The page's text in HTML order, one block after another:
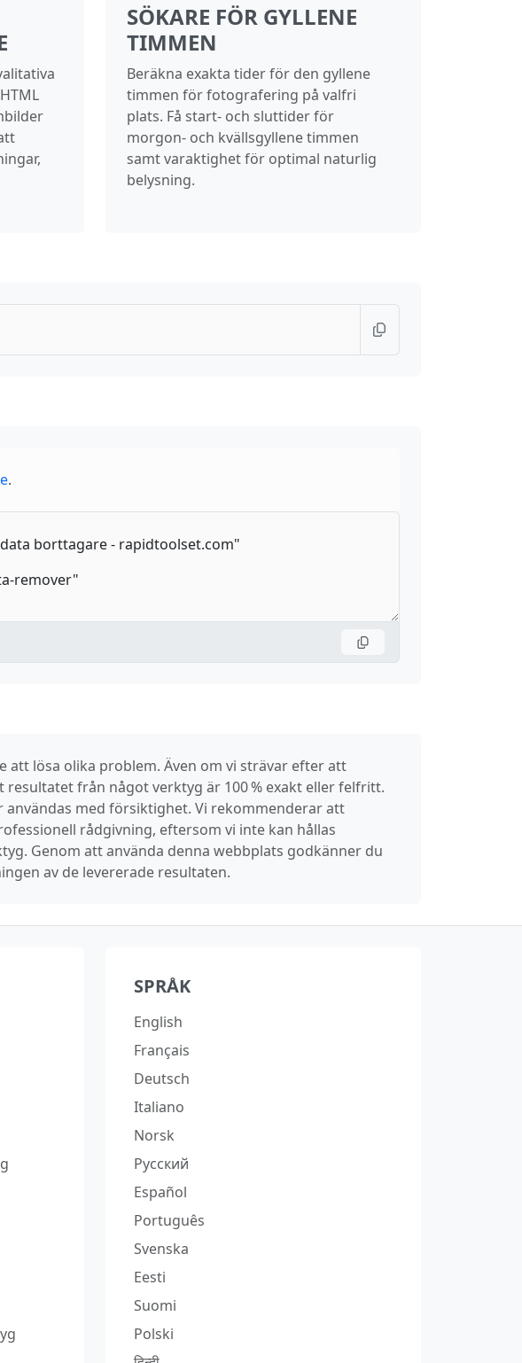
SÖKARE FÖR GYLLENE
TIMMEN
Beräkna exakta tider för den gyllene
timmen för fotografering på valfri
plats. Få start‑ och sluttider för
morgon‑ och kvällsgyllene timmen
samt varaktighet för optimal naturlig
belysning.
.
att lösa olika problem. Även om vi strävar efter att
från något verktyg är 100 % exakt eller felfritt.
med försiktighet. Vi rekommenderar att
rådgivning, eftersom vi inte kan hållas
Genom att använda denna webbplats godkänner du
av de levererade resultaten.
SPRÅK
English
Français
Deutsch
Italiano
Norsk
Русский
Español
Português
Svenska
Eesti
Suomi
Polski